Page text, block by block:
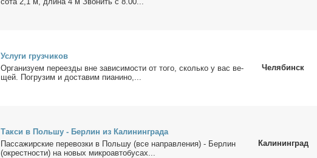
Услу­ги груз­чи­ков
Ор­га­ни­зу­ем пе­ре­ез­ды вне за­ви­си­мо­сти от то­го, сколь­ко у вас ве­
щей. По­гру­зим и до­ста­вим пи­а­ни­но,...
Челябинск
Так­си в Поль­шу - Бер­лин из Ка­ли­нин­гра­да
Пас­са­жир­ские пе­ре­воз­ки в Поль­шу (все на­прав­ле­ния) - Бер­лин
(окрест­но­сти) на но­вых мик­ро­ав­то­бу­сах...
Калининград